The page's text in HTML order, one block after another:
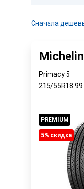
Сначала
Michelin
Primacy 5
215/55R18 99
PREMIUM
5% cкидка